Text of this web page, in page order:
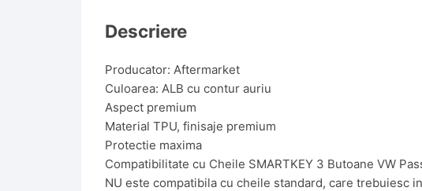
Descriere
Producator: Aftermarket
Culoarea: ALB cu contur auriu
Aspect premium
Material TPU, finisaje premium
Protectie maxima
Compatibilitate cu Cheile SMARTKEY 3 Butoane VW
NU este compatibila cu cheile standard, care trebuiesc